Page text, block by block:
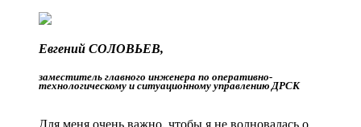
Евгений СОЛОВЬЕВ,
заместитель главного инженера по оперативно-
технологическому и ситуа­ционному управлению ДРСК
Для меня очень важно, чтобы я не волновалась о